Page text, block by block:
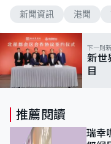
新聞資訊 港聞
下一則
新世
目
推薦閱讀
瑞幸